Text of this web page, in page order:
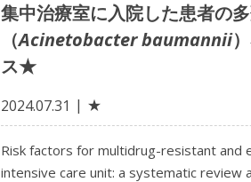
集中治療室に入院した患者の
（Acinetobacter baumannii
ス★
2024.07.31 ★
Risk factors for multidrug-resistant
intensive care unit: a systematic review